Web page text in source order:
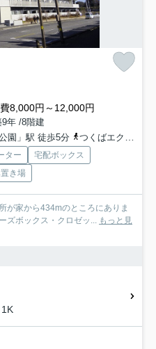
8,000円～12,000円
年 /8階建
園」駅 徒歩5分
つくばエクスプレス「みどりの」駅 徒歩45分
ター
宅配ボックス
き場
が家から434mのところにありま
ズボックス・クロゼッ... もっと見